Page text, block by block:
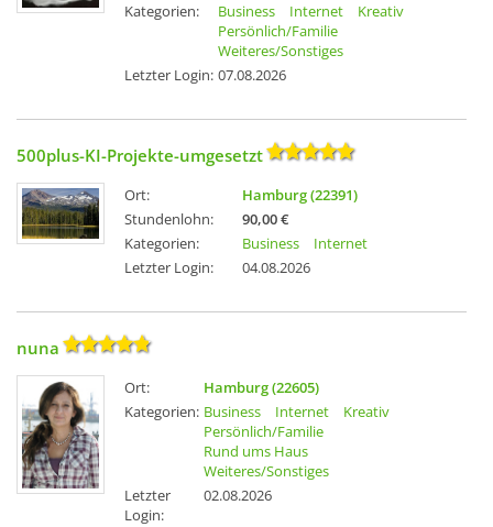
Kategorien:
Business Internet
Kreativ
Persönlich/Familie
Weiteres/Sonstiges
Letzter Login: 07.08.2026
500plus-KI-Projekte-umgesetzt
Ort:
Hamburg (22391)
Stundenlohn:
90,00 €
Kategorien:
Business
Internet
Letzter Login:
04.08.2026
nuna
Ort:
Hamburg (22605)
Kategorien: Business Internet
Kreativ
Persönlich/Familie
Rund ums Haus
Weiteres/Sonstiges
Letzter
Login:
02.08.2026